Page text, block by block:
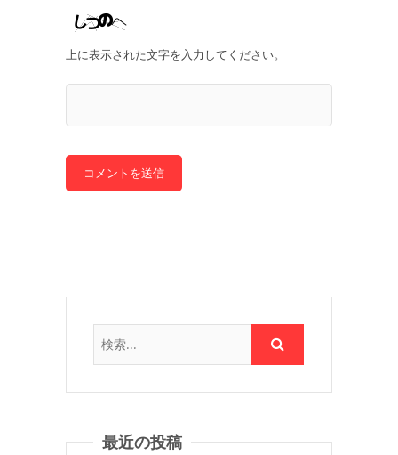
上に表示された文字を入力してください。
最近の投稿